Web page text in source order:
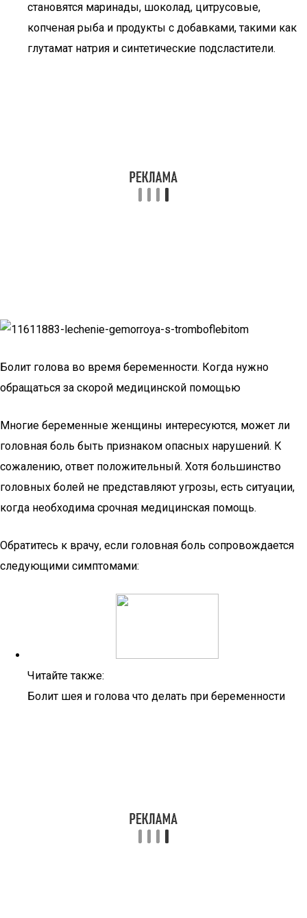
становятся маринады, шоколад, цитрусовые,
копченая рыба и продукты с добавками, такими как
глутамат натрия и синтетические подсластители.
Болит голова во время беременности. Когда нужно
обращаться за скорой медицинской помощью
Многие беременные женщины интересуются, может ли
головная боль быть признаком опасных нарушений. К
сожалению, ответ положительный. Хотя большинство
головных болей не представляют угрозы, есть ситуации,
когда необходима срочная медицинская помощь.
Обратитесь к врачу, если головная боль сопровождается
следующими симптомами:
Читайте также:
Болит шея и голова что делать при беременности